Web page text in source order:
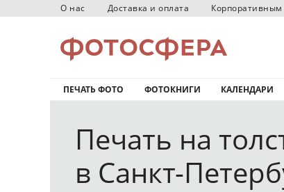
О нас Доставка и оплата
ПЕЧАТЬ ФОТО ФОТОКНИГИ КАЛЕНДАРИ
Печать на
в Санкт-